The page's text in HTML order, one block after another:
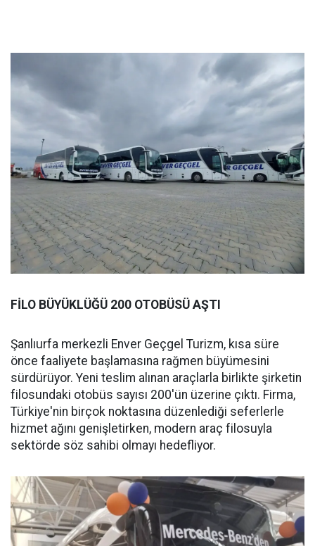
FİLO BÜYÜKLÜĞÜ 200 OTOBÜSÜ AŞTI
Şanlıurfa merkezli Enver Geçgel Turizm, kısa süre
önce faaliyete başlamasına rağmen büyümesini
sürdürüyor. Yeni teslim alınan araçlarla birlikte şirketin
filosundaki otobüs sayısı 200'ün üzerine çıktı. Firma,
Türkiye'nin birçok noktasına düzenlediği seferlerle
hizmet ağını genişletirken, modern araç filosuyla
sektörde söz sahibi olmayı hedefliyor.